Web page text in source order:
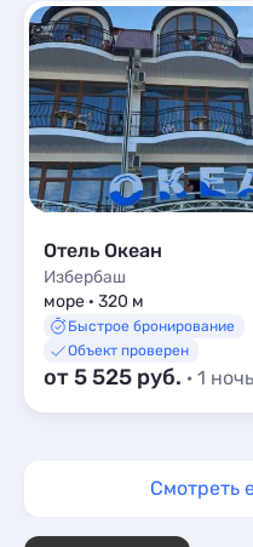
Отель Океан
Избербаш
море · 320 м
Быстрое бронирование
Объект проверен
от 5 525 руб. · 1 ночь
Смотреть